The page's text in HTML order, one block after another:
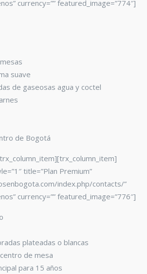
currency=”” featured_image=”774″]
suave
de gaseosas agua y coctel
de Bogotá
title=”Plan Premium”
index.php/contacts/”
currency=”” featured_image=”776″]
plateadas o blancas
de mesa
para 15 años